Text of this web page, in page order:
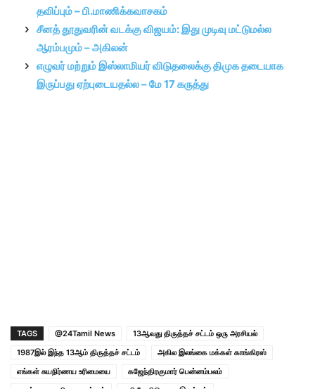
தவிப்பும் – பி.மாணிக்கவாசகம்
சீனத் தூதுவரின் வடக்கு விஜயம்: இது முடிவு மட்டுமல்ல
ஆரம்பமும் – அகிலன்
எழுவர் மற்றும் இஸ்லாமியர் விடுதலைக்கு திமுக தடையாக
இருப்பது ஏற்புடையதல்ல – மே 17 கருத்து
TAGS @24Tamil News
13ஆவது திருத்தச் சட்டம் ஒரு அரசியல்
1987இல் இந்த 13ஆம் திருத்தச் சட்டம்
அகில இலங்கை மக்கள் காங்கிரஸ்
எங்கள் சுயநிர்ணய உரிமையை
கஜேந்திரகுமார் பென்னம்பலம்